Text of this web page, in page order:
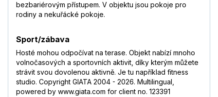
bezbariérovým přístupem. V objektu jsou pokoje pro
rodiny a nekuřácké pokoje.
Sport/zábava
Hosté mohou odpočívat na terase. Objekt nabízí mnoho
volnočasových a sportovních aktivit, díky kterým můžete
strávit svou dovolenou aktivně. Je tu například fitness
studio. Copyright GIATA 2004 - 2026. Multilingual,
powered by www.giata.com for client no. 123391